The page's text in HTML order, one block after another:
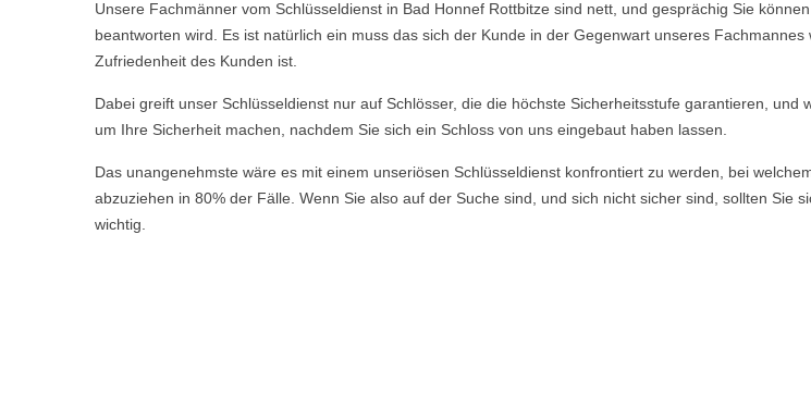
Unsere Fachmänner vom Schlüsseldienst in Bad Honnef Rottbitze sind nett, und gesprächig Sie
beantworten wird. Es ist natürlich ein muss das sich der Kunde in der Gegenwart unseres
Zufriedenheit des Kunden ist.
Dabei greift unser Schlüsseldienst nur auf Schlösser, die die höchste Sicherheitsstufe garantieren,
um Ihre Sicherheit machen, nachdem Sie sich ein Schloss von uns eingebaut haben lassen.
Das unangenehmste wäre es mit einem unseriösen Schlüsseldienst konfrontiert zu werden, bei
abzuziehen in 80% der Fälle. Wenn Sie also auf der Suche sind, und sich nicht sicher sind, sollten
wichtig.